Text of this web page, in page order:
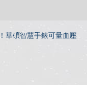
華碩智慧手錶可量血壓